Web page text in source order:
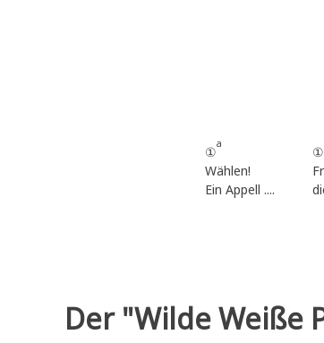
①
a
Wählen!
Ein Appell ....
①
Der "Wilde Weiße